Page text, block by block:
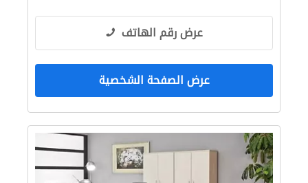
عرض رقم الهاتف
عرض الصفحة الشخصية